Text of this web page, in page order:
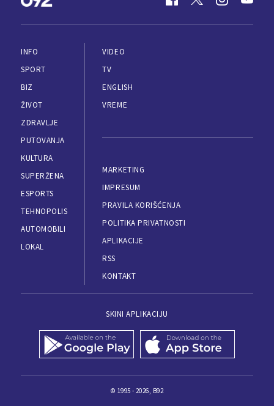
INFO
SPORT
BIZ
ŽIVOT
ZDRAVLJE
PUTOVANJA
KULTURA
SUPERŽENA
ESPORTS
TEHNOPOLIS
AUTOMOBILI
LOKAL
VIDEO
TV
ENGLISH
VREME
MARKETING
IMPRESUM
PRAVILA KORIŠĆENJA
POLITIKA PRIVATNOSTI
APLIKACIJE
RSS
KONTAKT
SKINI APLIKACIJU
© 1995 - 2026, B92